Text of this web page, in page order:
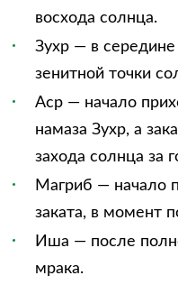
восхода солнца.
Зухр — в
зенитной точки
Аср — начало
намаза Зухр, а
захода солнца за
Магриб — начало
заката, в момент
Иша — после
мрака.